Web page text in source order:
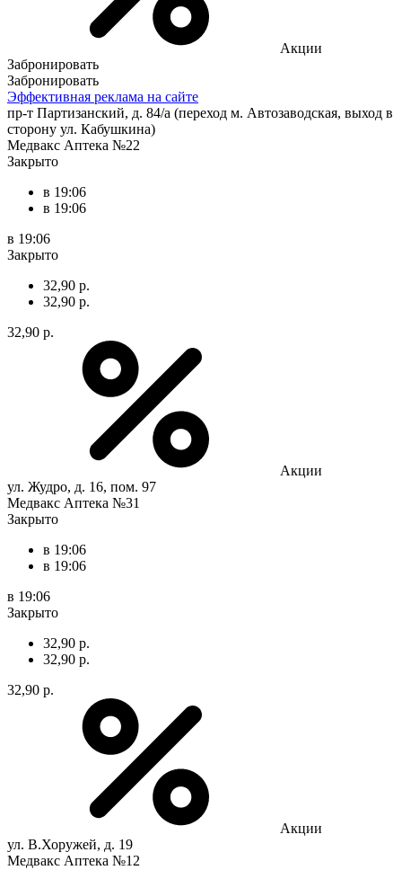
Акции
Забронировать
Забронировать
Эффективная реклама на сайте
пр-т Партизанский, д. 84/а (переход м. Автозаводская, выход в
сторону ул. Кабушкина)
Медвакс Аптека №22
Закрыто
в 19:06
в 19:06
в 19:06
Закрыто
32,90 р.
32,90 р.
32,90 р.
Акции
ул. Жудро, д. 16, пом. 97
Медвакс Аптека №31
Закрыто
в 19:06
в 19:06
в 19:06
Закрыто
32,90 р.
32,90 р.
32,90 р.
Акции
ул. В.Хоружей, д. 19
Медвакс Аптека №12